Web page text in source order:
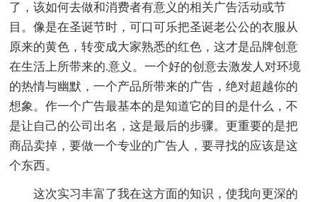
了，该如何去做和消费者有意义的相关广告活动或节
目。像是在圣诞节时，可口可乐把圣诞老公公的衣服从
原来的黄色，转变成大家熟悉的红色，这才是品牌创意
在生活上所带来的.意义。一个好的创意去激发人对环境
的热情与幽默，一个产品所带来的广告，绝对超越你的
想象。作一个广告最基本的是知道它的目的是什么，不
是让自己的公司出名，这是最后的步骤。更重要的是把
商品卖掉，要做一个专业的广告人，要寻找的应该是这
个东西。
这次实习丰富了我在这方面的知识，使我向更深的